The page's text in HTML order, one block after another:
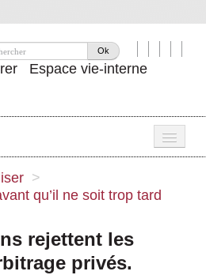
Ok
Espace vie-interne
>
qu’il ne soit trop tard
rejettent les
privés.